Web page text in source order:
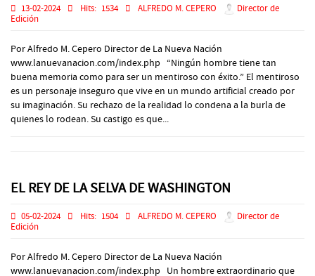
13-02-2024 Hits: 1534 ALFREDO M. CEPERO
Director de
Edición
Por Alfredo M. Cepero Director de La Nueva Nación
www.lanuevanacion.com/index.php “Ningún hombre tiene tan
buena memoria como para ser un mentiroso con éxito.” El mentiroso
es un personaje inseguro que vive en un mundo artificial creado por
su imaginación. Su rechazo de la realidad lo condena a la burla de
quienes lo rodean. Su castigo es que...
EL REY DE LA SELVA DE WASHINGTON
05-02-2024 Hits: 1504 ALFREDO M. CEPERO
Director de
Edición
Por Alfredo M. Cepero Director de La Nueva Nación
www.lanuevanacion.com/index.php Un hombre extraordinario que